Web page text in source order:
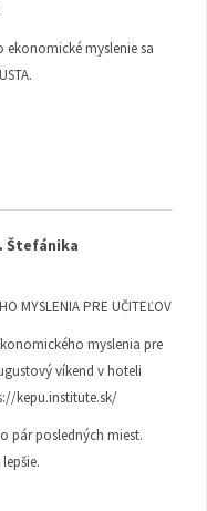
myslenie sa
Štefánika
MYSLENIA PRE UČITEĽOV
myslenia pre
víkend v hoteli
kepu.institute.sk/
pár posledných miest.